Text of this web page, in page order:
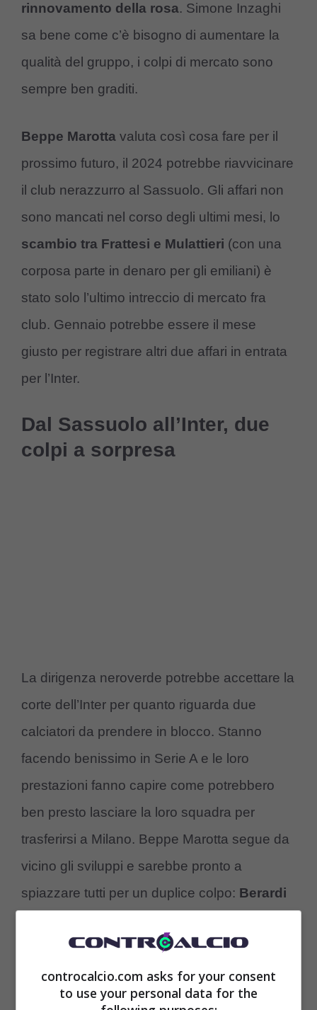
rinnovamento della rosa. Simone Inzaghi
sa bene come c’è bisogno di aumentare la
qualità del gruppo, i colpi di mercato sono
sempre ben graditi.
Beppe Marotta valuta così cosa fare per il
prossimo futuro, il 2024 potrebbe riavvicinare
il club nerazzurro al Sassuolo. Gli affari non
sono mancati nel corso degli ultimi mesi, lo
scambio tra Frattesi e Mulattieri (con una
corposa parte in denaro per gli emiliani) è
stato solo l’ultimo intreccio di mercato fra
club. Gennaio potrebbe essere il mese
giusto per registrare altri due affari in entrata
per l’Inter.
Dal Sassuolo all’Inter, due
colpi a sorpresa
La dirigenza neroverde potrebbe accettare la
corte dell’Inter per quanto riguarda due
calciatori da prendere in blocco. Stanno
facendo benissimo in Serie A e le loro
prestazioni fanno capire come potrebbero
ben presto lasciare la loro squadra per
trasferirsi a Milano. Beppe Marotta segue da
vicino gli sviluppi e sarebbe pronto a
spiazzare tutti per un duplice colpo: Berardi
controcalcio.com asks for your consent
to use your personal data for the